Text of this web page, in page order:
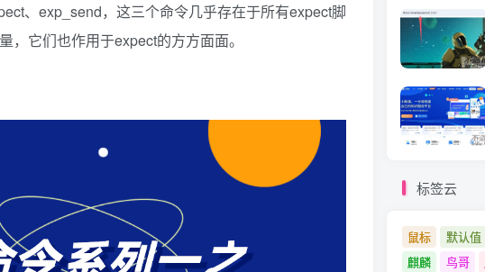
、exp_send，这三个命令几乎存在于所有expect脚
它们也作用于expect的方方面面。
标签云
鼠标 默认值
麒麟
鸟哥